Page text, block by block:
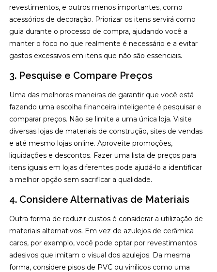
revestimentos, e outros menos importantes, como
acessórios de decoração. Priorizar os itens servirá como
guia durante o processo de compra, ajudando você a
manter o foco no que realmente é necessário e a evitar
gastos excessivos em itens que não são essenciais.
3. Pesquise e Compare Preços
Uma das melhores maneiras de garantir que você está
fazendo uma escolha financeira inteligente é pesquisar e
comparar preços. Não se limite a uma única loja. Visite
diversas lojas de materiais de construção, sites de vendas
e até mesmo lojas online. Aproveite promoções,
liquidações e descontos. Fazer uma lista de preços para
itens iguais em lojas diferentes pode ajudá-lo a identificar
a melhor opção sem sacrificar a qualidade.
4. Considere Alternativas de Materiais
Outra forma de reduzir custos é considerar a utilização de
materiais alternativos. Em vez de azulejos de cerâmica
caros, por exemplo, você pode optar por revestimentos
adesivos que imitam o visual dos azulejos. Da mesma
forma, considere pisos de PVC ou vinílicos como uma